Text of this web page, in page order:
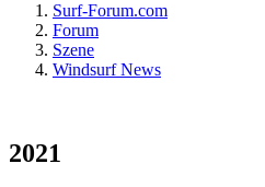
Surf-Forum.com
Forum
Szene
Windsurf News
2021